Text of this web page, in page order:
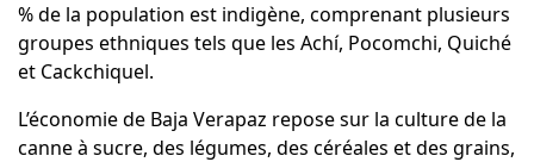
% de la population est indigène, comprenant plusieurs
groupes ethniques tels que les Achí, Pocomchi, Quiché
et Cackchiquel.
L’économie de Baja Verapaz repose sur la culture de la
canne à sucre, des légumes, des céréales et des grains,